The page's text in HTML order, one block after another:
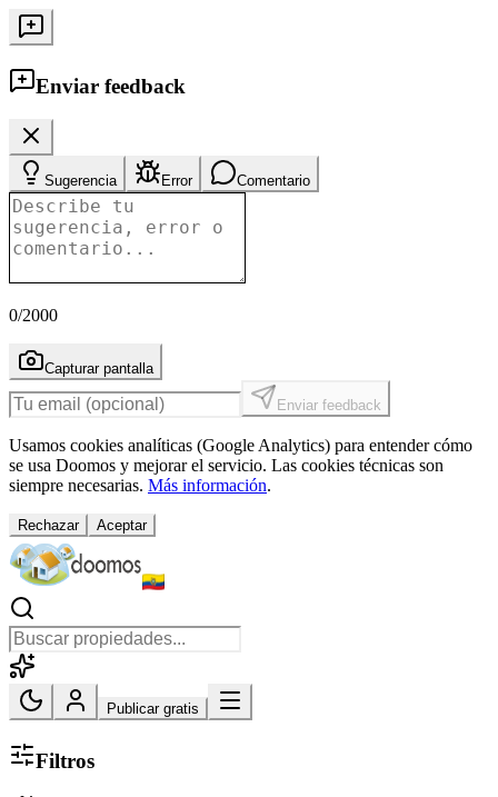
Enviar feedback
Sugerencia Error Comentario
0/2000
Capturar pantalla
Enviar feedback
Usamos cookies analíticas (Google Analytics) para entender cómo
se usa Doomos y mejorar el servicio. Las cookies técnicas son
siempre necesarias. Más información.
Rechazar Aceptar
Publicar gratis
Filtros